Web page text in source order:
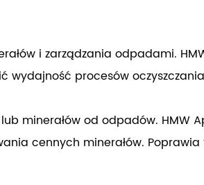
i zarządzania odpadami.
procesów
minerałów od odpadów. HMW
cennych minerałów.